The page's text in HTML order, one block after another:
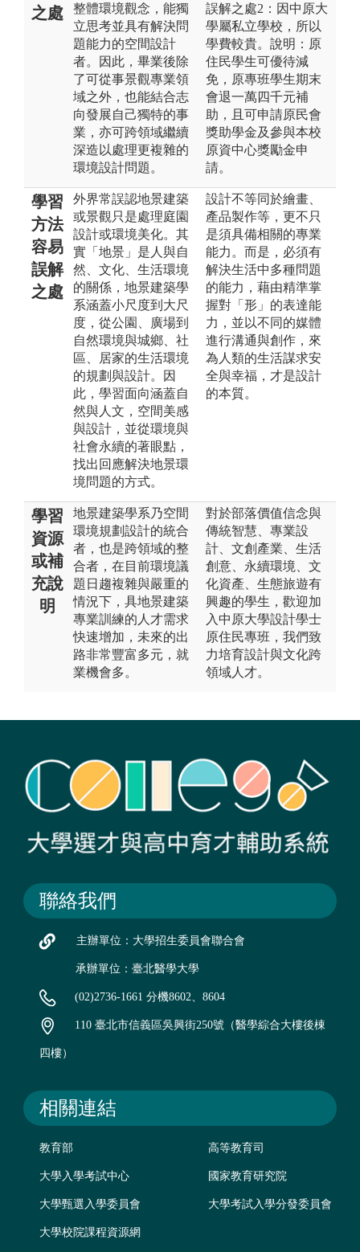
之處
整體環境觀念，能獨
立思考並具有解決問
題能力的空間設計
者。因此，畢業後除
了可從事景觀專業領
域之外，也能結合志
向發展自己獨特的事
業，亦可跨領域繼續
深造以處理更複雜的
環境設計問題。
誤解之處2：因中原大
學屬私立學校，所以
學費較貴。說明：原
住民學生可優待減
免，原專班學生期末
會退一萬四千元補
助，且可申請原民會
獎助學金及參與本校
原資中心獎勵金申
請。
學習
方法
容易
誤解
之處
外界常誤認地景建築
或景觀只是處理庭園
設計或環境美化。其
實「地景」是人與自
然、文化、生活環境
的關係，地景建築學
系涵蓋小尺度到大尺
度，從公園、廣場到
自然環境與城鄉、社
區、居家的生活環境
的規劃與設計。因
此，學習面向涵蓋自
然與人文，空間美感
與設計，並從環境與
社會永續的著眼點，
找出回應解決地景環
境問題的方式。
設計不等同於繪畫、
產品製作等，更不只
是須具備相關的專業
能力。而是，必須有
解決生活中多種問題
的能力，藉由精準掌
握對「形」的表達能
力，並以不同的媒體
進行溝通與創作，來
為人類的生活謀求安
全與幸福，才是設計
的本質。
學習
資源
或補
充說
明
地景建築學系乃空間
環境規劃設計的統合
者，也是跨領域的整
合者，在目前環境議
題日趨複雜與嚴重的
情況下，具地景建築
專業訓練的人才需求
快速增加，未來的出
路非常豐富多元，就
業機會多。
對於部落價值信念與
傳統智慧、專業設
計、文創產業、生活
創意、永續環境、文
化資產、生態旅遊有
興趣的學生，歡迎加
入中原大學設計學士
原住民專班，我們致
力培育設計與文化跨
領域人才。
聯絡我們
主辦單位：大學招生委員會聯合會
承辦單位：臺北醫學大學
(02)2736-1661 分機8602、8604
110 臺北市信義區吳興街250號（醫學綜合大樓後棟
四樓）
相關連結
教育部 高等教育司
大學入學考試中心 國家教育研究院
大學甄選入學委員會 大學考試入學分發委員會
大學校院課程資源網